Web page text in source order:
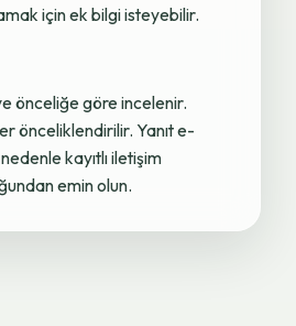
için ek bilgi isteyebilir.
önceliğe göre incelenir.
önceliklendirilir. Yanıt e-
kayıtlı iletişim
emin olun.